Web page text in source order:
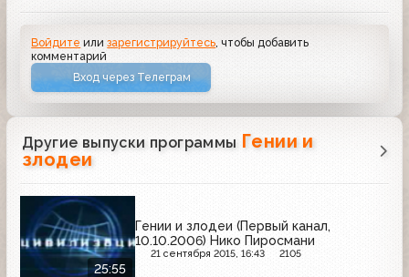
Войдите илизарегистрируйтесь , чтобы добавить
комментарий
Вход через Телеграм
Другие выпуски программы Гении и
злодеи
25:55
Гении и злодеи (Первый канал,
10.10.2006) Нико Пиросмани
21 сентября 2015, 16:43 2105